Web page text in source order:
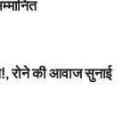
रोने की आवाज सुनाई